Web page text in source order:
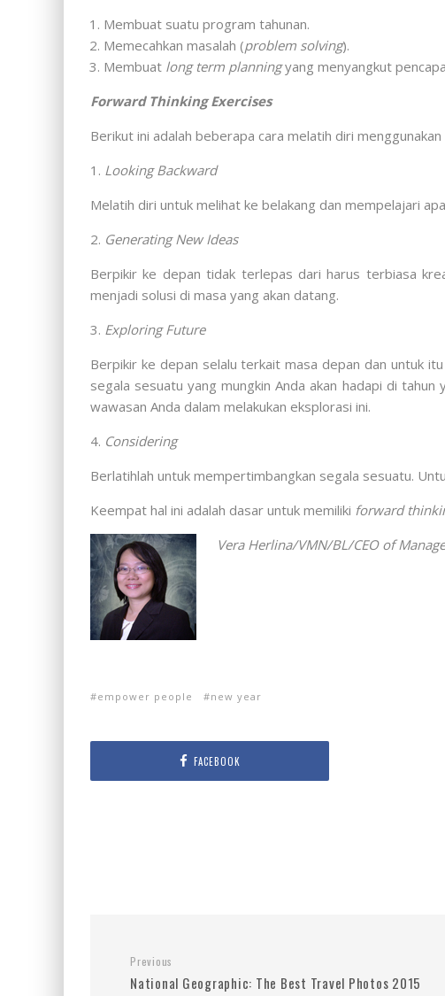
Membuat suatu program tahunan.
Memecahkan masalah (problem solving).
Membuat long term planningyang menyangkut
Forward Thinking Exercises
Berikut ini adalah beberapa cara melatih diri menggunakan
1. Looking Backward
Melatih diri untuk melihat ke belakang dan mempelajari
2. Generating New Ideas
Berpikir ke depan tidak terlepas dari harus terbiasa
menjadi solusi di masa yang akan datang.
3. Exploring Future
Berpikir ke depan selalu terkait masa depan dan untuk
segala sesuatu yang mungkin Anda akan hadapi di
wawasan Anda dalam melakukan eksplorasi ini.
4. Considering
Berlatihlah untuk mempertimbangkan segala sesuatu.
Keempat hal ini adalah dasar untuk memiliki forward
Vera Herlina/VMN/BL/CEO of
empower people new year
FACEBOOK
Previous
National Geographic: The Best Travel Photos 2015